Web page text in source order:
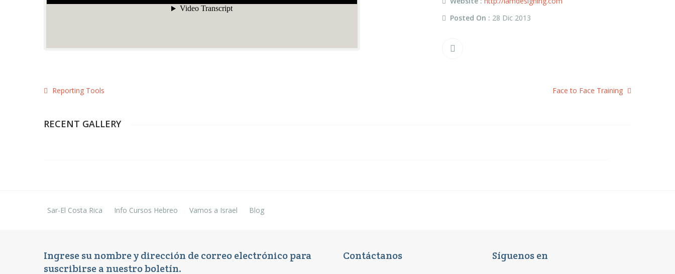
Posted On : 28 Dic 2013
Reporting Tools Face to Face Training
RECENT GALLERY
Sar-El Costa Rica Info Cursos Hebreo Vamos a Israel Blog
Ingrese su nombre y dirección de correo electrónico para
suscribirse a nuestro boletín.
Contáctanos Síguenos en